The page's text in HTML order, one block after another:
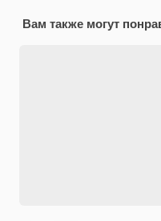
Вам также могут